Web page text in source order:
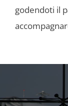
godendoti il